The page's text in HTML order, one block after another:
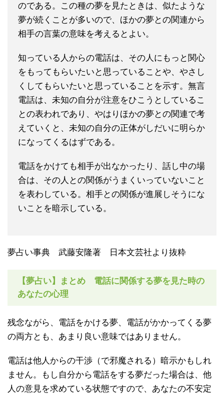
のである。この種の夢を見たときは、似たような
夢が続くことが多いので、ほかの夢との関連から
相手の言葉の意味を考えるとよい。
知っている人からの電話は、その人にもっと関心
をもってもらいたいと思っていることや、やさし
くしてもらいたいと思っていることを示す。無言
電話は、未知の自分が注意をひこうとしているこ
との表われであり、やはりほかの夢との関連で考
えていくと、未知の自分の正体がしだいに明らか
になってくるはずである。
電話をかけても相手が出なかったり、話し中の場
合は、その人との関係がうまくいっていないこと
を表わしている。相手との関係が進展しそうにな
いことを暗示している。
夢占い事典 武藤安隆著 日本文芸社より抜粋
【夢占い】まとめ 電話に関係する夢を見た時の
あなたの心理
残念ながら、電話をかける夢、電話がかかってくる夢
の両方とも、あまり良い意味ではありません。
電話は他人からの干渉（で邪魔される）暗示かもしれ
ません。もし自分から電話をする夢だった場合は、他
人の意見を求めている状態ですので、あなたの不安定